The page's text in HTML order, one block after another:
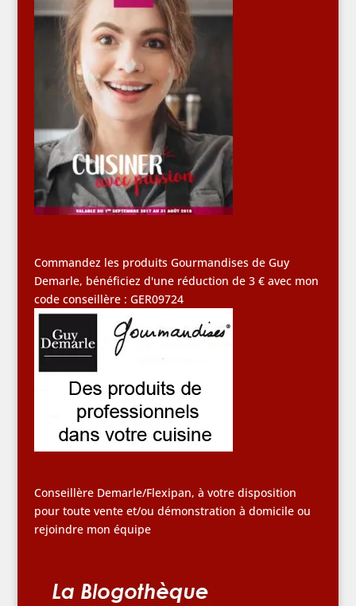
Commandez les produits Gourmandises de Guy
Demarle, bénéficiez d'une réduction de 3 € avec mon
code conseillère : GER09724
Conseillère Demarle/Flexipan, à votre disposition
pour toute vente et/ou démonstration à domicile ou
rejoindre mon équipe